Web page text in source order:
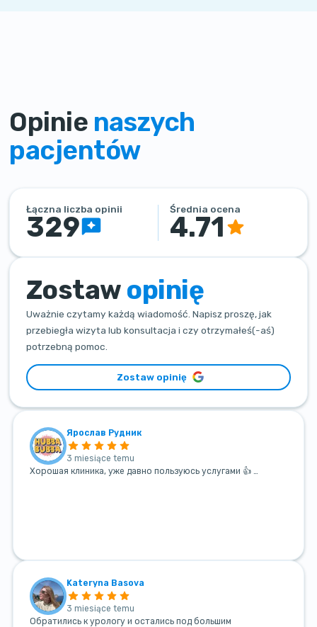
Opinie naszych
pacjentów
Łączna liczba opinii
329
Średnia ocena
4.71
Zostaw opinię
Uważnie czytamy każdą wiadomość. Napisz proszę, jak
przebiegła wizyta lub konsultacja i czy otrzymałeś(-aś)
potrzebną pomoc.
Zostaw opinię
Ярослав Рудник
3 miesiące temu
Хорошая клиника, уже давно пользуюсь услугами 👍 …
Kateryna Basova
3 miesiące temu
Обратились к урологу и остались под большим